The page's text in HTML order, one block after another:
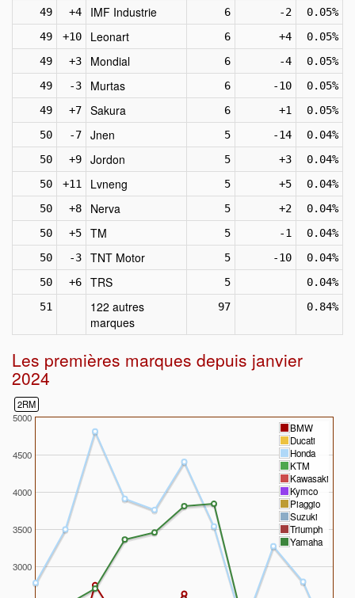
49
+4 IMF Industrie 6 -2
0.05%
49
+10 Leonart 6 +4
0.05%
49
+3 Mondial 6 -4
0.05%
49
-3 Murtas 6 -10
0.05%
49
+7 Sakura 6 +1
0.05%
50
-7 Jnen 5 -14
0.04%
50
+9 Jordon 5 +3
0.04%
50
+11 Lvneng 5 +5
0.04%
50
+8 Nerva 5 +2
0.04%
50
+5 TM 5 -1
0.04%
50
-3 TNT Motor 5 -10
0.04%
50
+6 TRS 5
0.04%
51
122 autres
marques
97 0.84%
Les premières marques depuis janvier
2024
2RM
3000
3500
4000
4500
5000
BMW
Ducati
Honda
KTM
Kawasaki
Kymco
Piaggio
Suzuki
Triumph
Yamaha